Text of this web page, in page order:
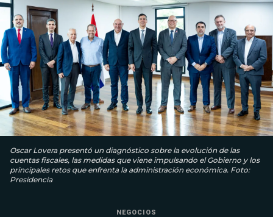
Oscar Lovera presentó un diagnóstico sobre la evolución de las
cuentas fiscales, las medidas que viene impulsando el Gobierno y los
principales retos que enfrenta la administración económica. Foto:
Presidencia
NEGOCIOS